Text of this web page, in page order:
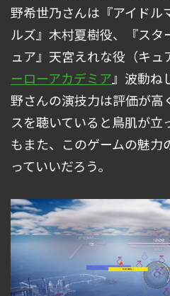
野希世乃さんは『アイドル
ルズ』木村夏樹役、『ス
ュア』天宮えれな役（キュ
ーローアカデミア』波動ね
野さんの演技力は評価が高
スを聴いていると鳥肌が立
もまた、このゲームの魅力
っていいだろう。